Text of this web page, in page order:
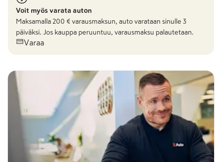
Voit myös varata auton
Maksamalla 200 € varausmaksun, auto varataan sinulle 3
päiväksi. Jos kauppa peruuntuu, varausmaksu palautetaan.
Varaa